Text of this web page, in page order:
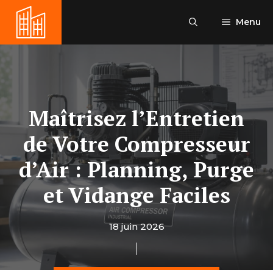
contenu
Menu
Maîtrisez l’Entretien
de Votre Compresseur
d’Air : Planning, Purge
et Vidange Faciles
18 juin 2026